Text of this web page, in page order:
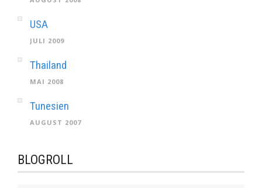
USA
JULI 2009
Thailand
MAI 2008
Tunesien
AUGUST 2007
BLOGROLL